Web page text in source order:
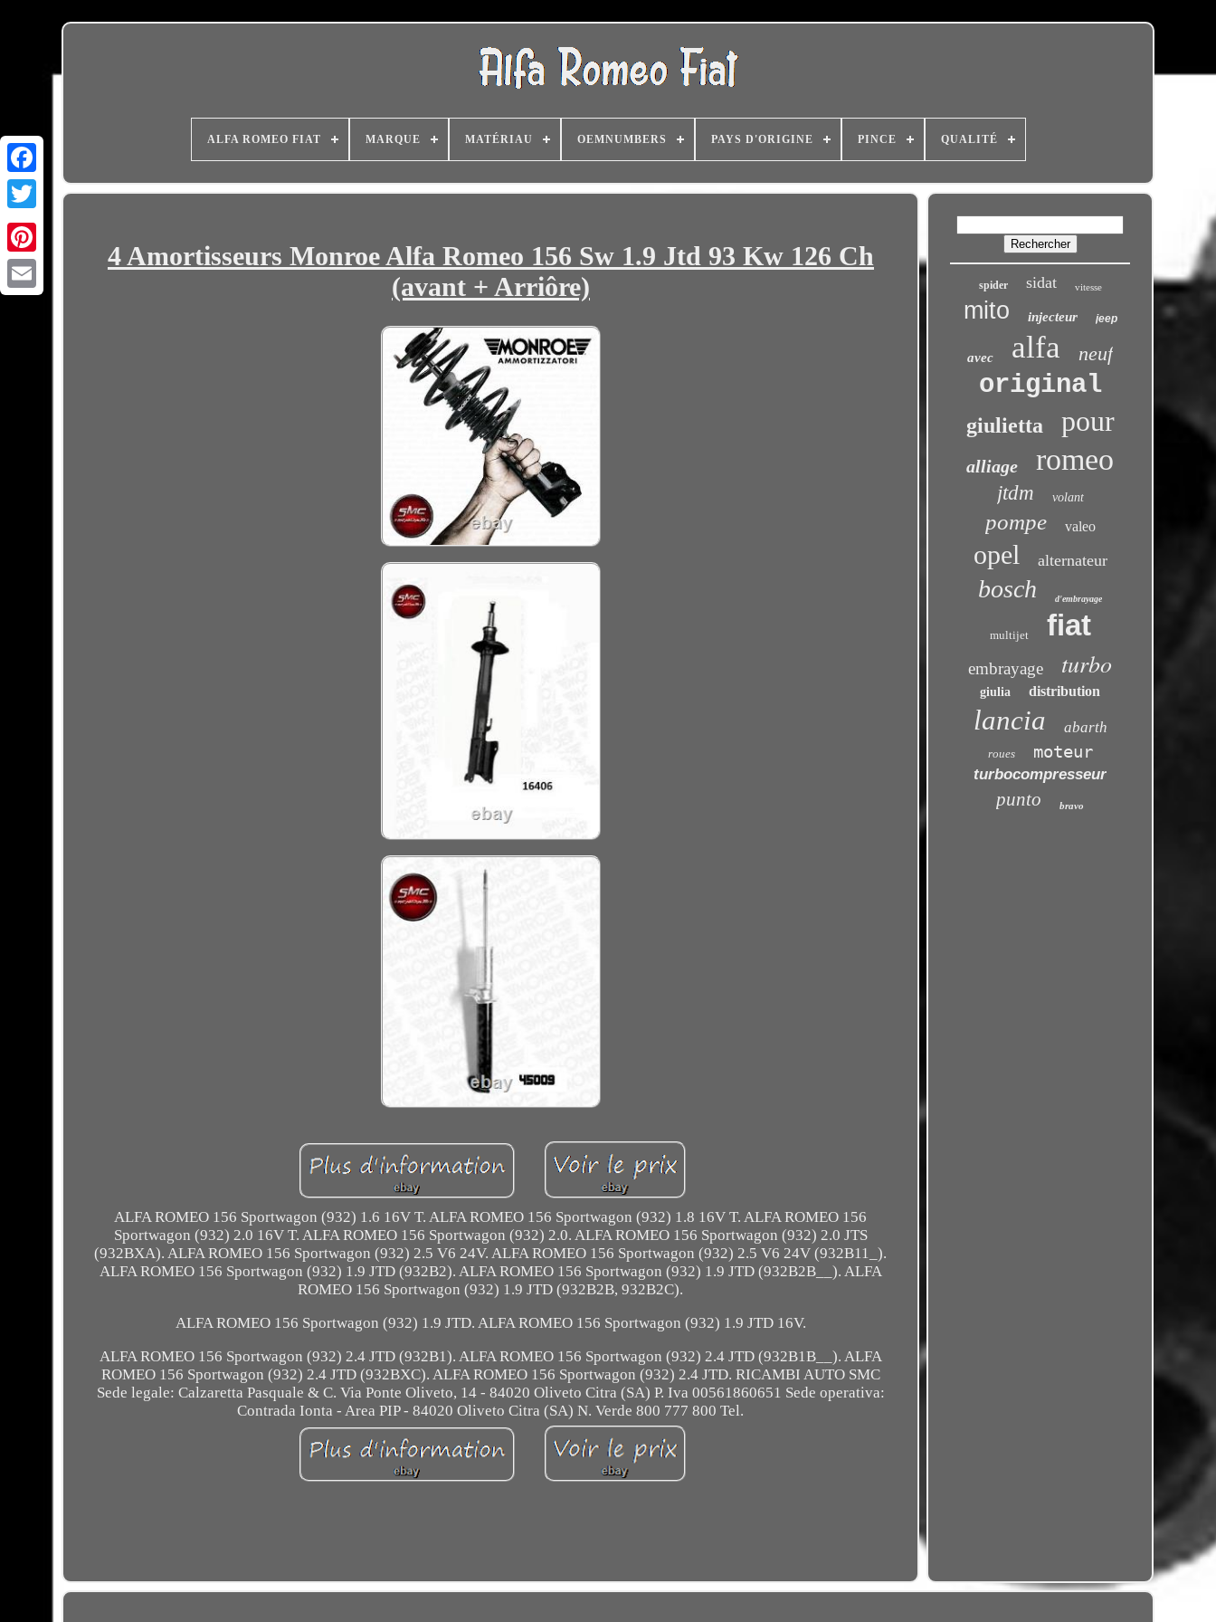
ALFA ROMEO FIAT MARQUE MATÉRIAU OEMNUMBERS PAYS D'ORIGINE PINCE QUALITÉ
4 Amortisseurs Monroe Alfa Romeo 156 Sw 1.9 Jtd 93 Kw 126 Ch
(avant + Arriôre)
ALFA ROMEO 156 Sportwagon (932) 1.6 16V T. ALFA ROMEO 156 Sportwagon (932) 1.8 16V T. ALFA ROMEO 156
Sportwagon (932) 2.0 16V T. ALFA ROMEO 156 Sportwagon (932) 2.0. ALFA ROMEO 156 Sportwagon (932) 2.0 JTS
(932BXA). ALFA ROMEO 156 Sportwagon (932) 2.5 V6 24V. ALFA ROMEO 156 Sportwagon (932) 2.5 V6 24V (932B11_).
ALFA ROMEO 156 Sportwagon (932) 1.9 JTD (932B2). ALFA ROMEO 156 Sportwagon (932) 1.9 JTD (932B2B__). ALFA
ROMEO 156 Sportwagon (932) 1.9 JTD (932B2B, 932B2C).
ALFA ROMEO 156 Sportwagon (932) 1.9 JTD. ALFA ROMEO 156 Sportwagon (932) 1.9 JTD 16V.
ALFA ROMEO 156 Sportwagon (932) 2.4 JTD (932B1). ALFA ROMEO 156 Sportwagon (932) 2.4 JTD (932B1B__). ALFA
ROMEO 156 Sportwagon (932) 2.4 JTD (932BXC). ALFA ROMEO 156 Sportwagon (932) 2.4 JTD. RICAMBI AUTO SMC
Sede legale: Calzaretta Pasquale & C. Via Ponte Oliveto, 14 - 84020 Oliveto Citra (SA) P. Iva 00561860651 Sede operativa:
Contrada Ionta - Area PIP - 84020 Oliveto Citra (SA) N. Verde 800 777 800 Tel.
spider sidat vitesse
mito injecteur jeep
avec alfa neuf
original
giulietta pour
alliage romeo
jtdm volant
pompe valeo
opel alternateur
bosch d'embrayage
multijet fiat
embrayage turbo
giulia distribution
lancia abarth
roues moteur
turbocompresseur
punto bravo